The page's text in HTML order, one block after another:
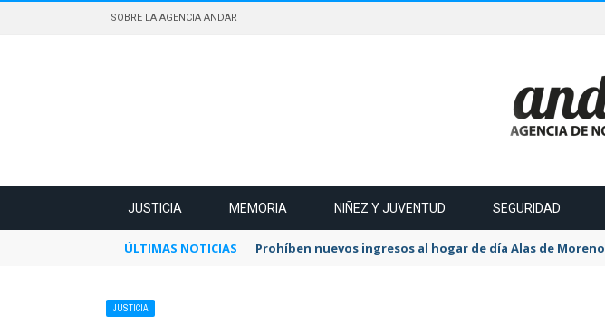
SOBRE LA AGENCIA ANDAR
JUSTICIA MEMORIA NIÑEZ Y JUVENTUD SEGURIDAD
ÚLTIMAS NOTICIAS Prohíben nuevos ingresos al hogar de día Alas de Moreno
JUSTICIA